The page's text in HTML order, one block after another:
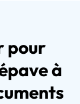
pour
à